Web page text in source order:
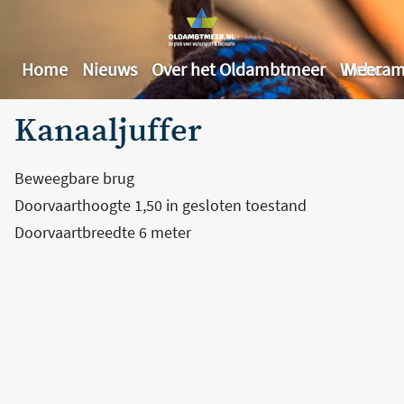
Home Nieuws Over het Oldambtmeer Meer
Kanaaljuffer
Beweegbare brug
Doorvaarthoogte 1,50 in gesloten toestand
Doorvaartbreedte 6 meter